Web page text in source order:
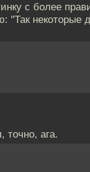
с более
"Так некоторые
точно, ага.